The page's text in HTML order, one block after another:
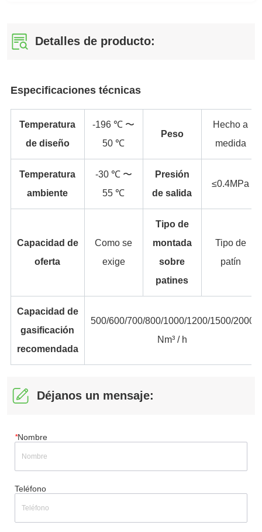
Detalles de producto:
Déjanos un mensaje:
*Nombre
Teléfono